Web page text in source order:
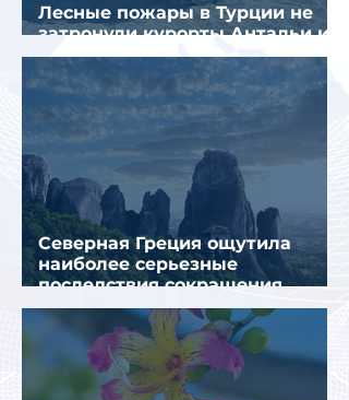
Лесные пожары в Турции не
затронули курорты Антальи и
Муглы
Северная Греция ощутила
наиболее серьезные
последствия сокращения
турпотока из России